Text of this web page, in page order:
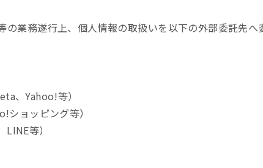
業務遂行上、個人情報の取扱いを以下の外部委託先へ
、Yahoo!等）
ショッピング等）
等）